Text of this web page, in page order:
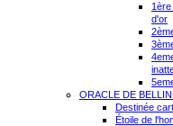
d'or
ORACLE DE
Destinée
Étoile de